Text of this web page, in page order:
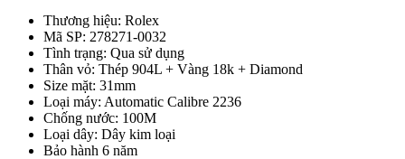
Thương hiệu: Rolex
Mã SP: 278271-0032
Tình trạng: Qua sử dụng
Thân vỏ: Thép 904L + Vàng 18k + Diamond
Size mặt: 31mm
Loại máy: Automatic Calibre 2236
Chống nước: 100M
Loại dây: Dây kim loại
Bảo hành 6 năm